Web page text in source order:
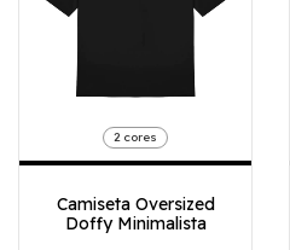
2 cores
Camiseta Oversized
Doffy Minimalista